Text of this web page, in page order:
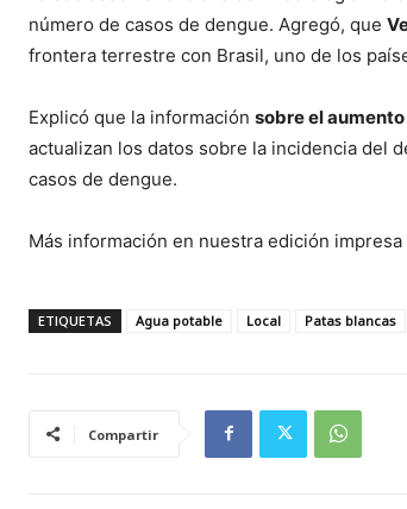
número de casos de dengue. Agregó, que
frontera terrestre con Brasil, uno de los
Explicó que la información sobre el
actualizan los datos sobre la incidencia del
casos de dengue.
Más información en nuestra edición impresa
ETIQUETAS Agua potable Local Patas blancas
Compartir